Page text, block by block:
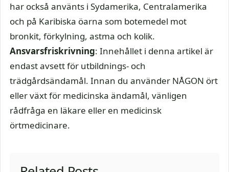
har också använts i Sydamerika, Centralamerika
och på Karibiska öarna som botemedel mot
bronkit, förkylning, astma och kolik.
Ansvarsfriskrivning: Innehållet i denna artikel är
endast avsett för utbildnings- och
trädgårdsändamål. Innan du använder NÅGON ört
eller växt för medicinska ändamål, vänligen
rådfråga en läkare eller en medicinsk
örtmedicinare.